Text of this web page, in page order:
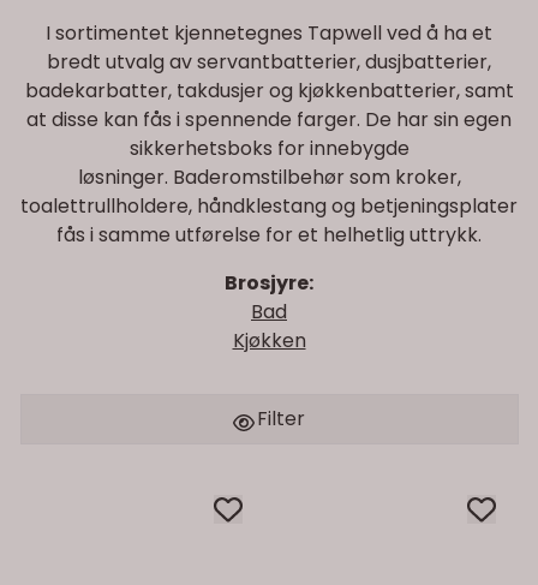
I sortimentet kjennetegnes Tapwell ved å ha et
bredt utvalg av servantbatterier, dusjbatterier,
badekarbatter, takdusjer og kjøkkenbatterier, samt
at disse kan fås i spennende farger. De har sin egen
sikkerhetsboks for innebygde
løsninger. Baderomstilbehør som kroker,
toalettrullholdere, håndklestang og betjeningsplater
fås i samme utførelse for et helhetlig uttrykk.
Brosjyre:
Bad
Kjøkken
Filter